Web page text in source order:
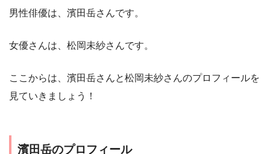
男性俳優は、濱田岳さんです。
女優さんは、松岡未紗さんです。
ここからは、濱田岳さんと松岡未紗さんのプロフィールを
見ていきましょう！
濱田岳のプロフィール